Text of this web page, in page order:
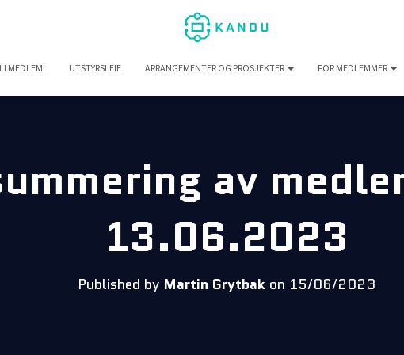
MEDLEM! UTSTYRSLEIE ARRANGEMENTER OG PROSJEKTER FOR MEDLEMMER
av
13.06.2023
Published by Martin Grytbak on 15/06/2023